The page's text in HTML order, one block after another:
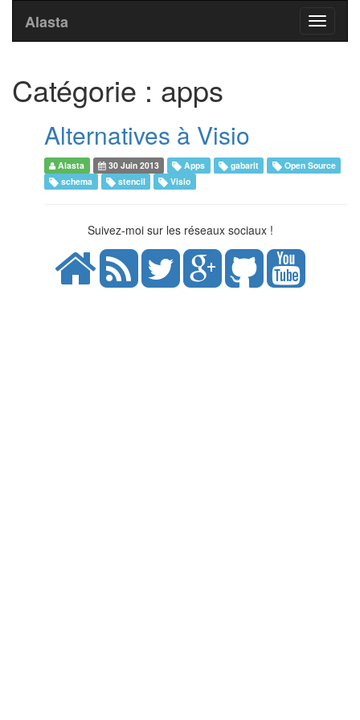
Toggle
Alasta
Catégorie : apps
Alternatives à Visio
Alasta 30 Juin 2013 Apps gabarit
Open Source
schema
stencil Visio
Suivez-moi sur les réseaux sociaux !